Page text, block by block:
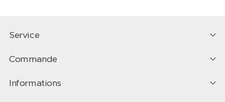
Service
Commande
Informations